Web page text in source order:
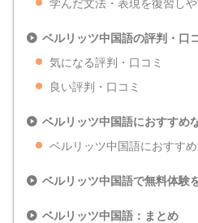
学んだ文法・表現を復習し
ベルリッツ中国語の評判・口
気になる評判・口コミ
良い評判・口コミ
ベルリッツ中国語におすすめ
ベルリッツ中国語におすす
ベルリッツ中国語で無料体験
ベルリッツ中国語：まとめ